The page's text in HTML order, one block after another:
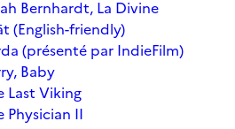
Bernhardt, La Divine
(English-friendly)
(présenté par IndieFilm)
Baby
Last Viking
Physician II